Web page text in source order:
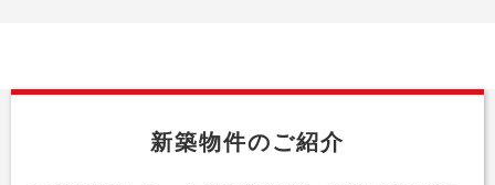
新築物件のご紹介